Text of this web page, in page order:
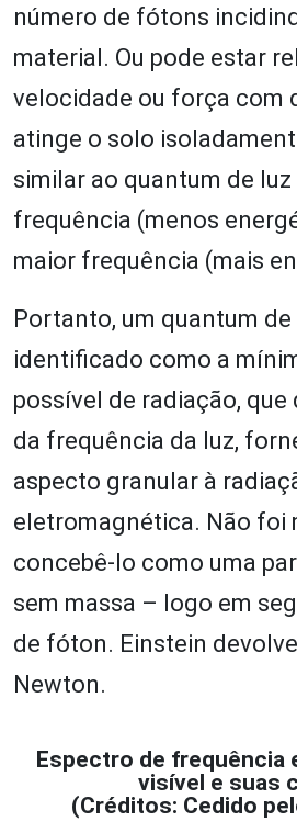
número de fótons
material. Ou pode estar
velocidade ou força com
atinge o solo
similar ao quantum de
frequência (menos
maior frequência (mais
Portanto, um quantum
identificado como a
possível de radiação, que
da frequência da luz,
aspecto granular à
eletromagnética. Não foi
concebê-lo como uma
sem massa – logo em
de fóton. Einstein
Newton.
Espectro de frequência
visível e suas
(Créditos: Cedido